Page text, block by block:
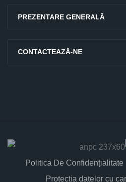
PREZENTARE GENERALĂ
CONTACTEAZĂ-NE
Politica De Confidențialitate
Protectia datelor cu